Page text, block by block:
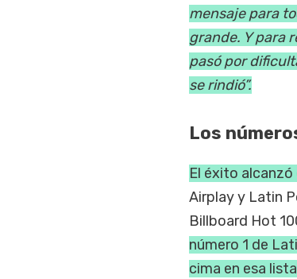
mensaje para
grande. Y para
pasó por
se rindió”.
Los
El éxito
Airplay y Latin
Billboard Hot
número 1 de
cima en esa